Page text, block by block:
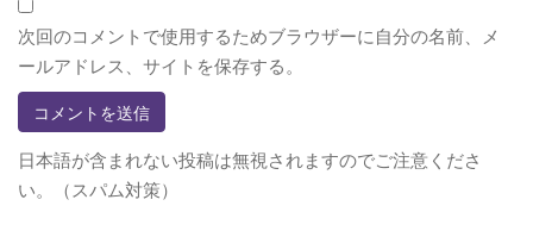
次回のコメントで使用するためブラウザーに自分の名前、メ
ールアドレス、サイトを保存する。
日本語が含まれない投稿は無視されますのでご注意くださ
い。（スパム対策）